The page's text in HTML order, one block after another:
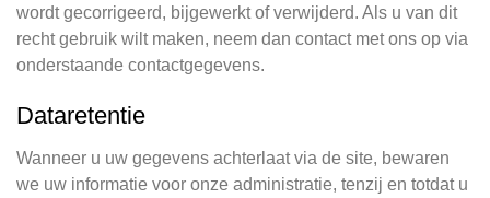
wordt gecorrigeerd, bijgewerkt of verwijderd. Als u van dit
recht gebruik wilt maken, neem dan contact met ons op via
onderstaande contactgegevens.
Dataretentie
Wanneer u uw gegevens achterlaat via de site, bewaren
we uw informatie voor onze administratie, tenzij en totdat u